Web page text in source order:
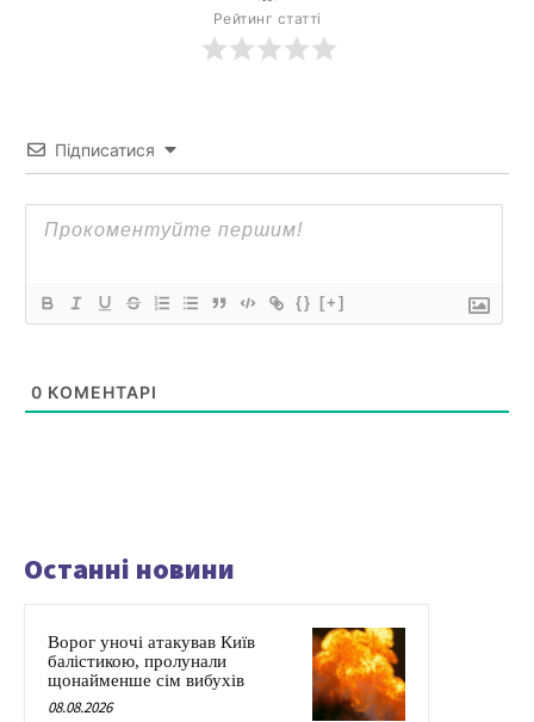
Рейтинг статті
Підписатися
{} [+]
0 КОМЕНТАРІ
Останні новини
Ворог уночі атакував Київ
балістикою, пролунали
щонайменше сім вибухів
08.08.2026